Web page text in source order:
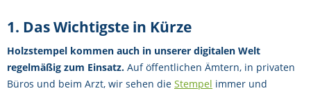
1. Das Wichtigste in Kürze
Holzstempel kommen auch in unserer digitalen Welt
regelmäßig zum Einsatz. Auf öffentlichen Ämtern, in privaten
Büros und beim Arzt, wir sehen die Stempel immer und